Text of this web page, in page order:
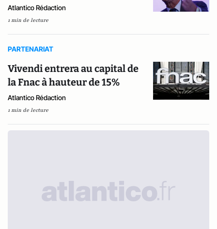
Atlantico Rédaction
1 min de lecture
PARTENARIAT
Vivendi entrera au capital de
la Fnac à hauteur de 15%
Atlantico Rédaction
1 min de lecture